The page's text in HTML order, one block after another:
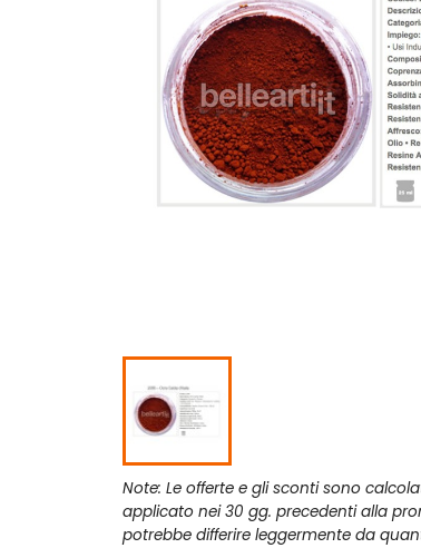
Note: Le offerte e gli sconti sono
applicato nei 30 gg. precedenti alla
potrebbe differire leggermente da